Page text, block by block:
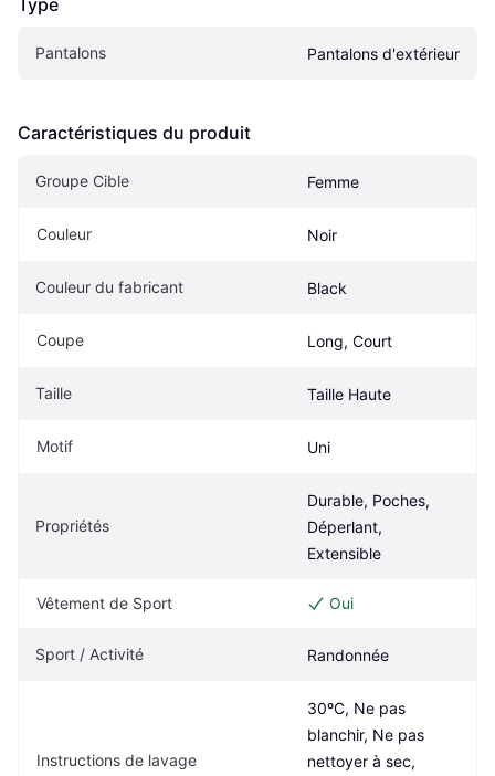
Pantalons Pantalons d'extérieur
Caractéristiques du produit
Groupe Cible Femme
Couleur Noir
Couleur du fabricant Black
Coupe Long, Court
Taille Taille Haute
Motif Uni
Propriétés
Durable, Poches,
Déperlant,
Extensible
Vêtement de Sport Oui
Sport / Activité Randonnée
Instructions de lavage
30ºC, Ne pas
blanchir, Ne pas
nettoyer à sec,